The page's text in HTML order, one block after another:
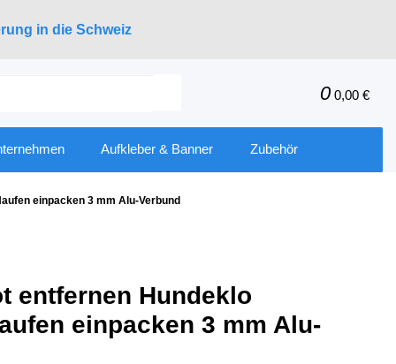
in die Schweiz
0 0,00 €
Aufkleber & Banner Zubehör
einpacken 3 mm Alu-Verbund
entfernen Hundeklo
einpacken 3 mm Alu-